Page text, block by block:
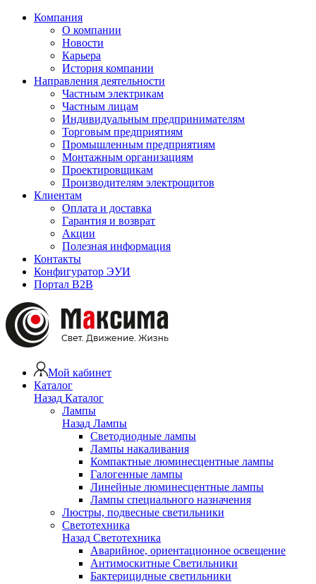
Компания
О компании
Новости
Карьера
История компании
Направления деятельности
Частным электрикам
Частным лицам
Индивидуальным предпринимателям
Торговым предприятиям
Промышленным предприятиям
Монтажным организациям
Проектировщикам
Производителям электрощитов
Клиентам
Оплата и доставка
Гарантия и возврат
Акции
Полезная информация
Контакты
Конфигуратор ЭУИ
Портал B2B
Мой кабинет
Каталог
Назад Каталог
Лампы
Назад Лампы
Светодиодные лампы
Лампы накаливания
Компактные люминесцентные лампы
Галогенные лампы
Линейные люминесцентные лампы
Лампы специального назначения
Люстры, подвесные светильники
Светотехника
Назад Светотехника
Аварийное, ориентационное освещение
Антимоскитные Светильники
Бактерицидные светильники